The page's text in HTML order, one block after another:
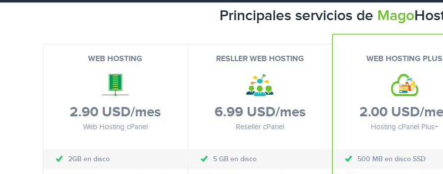
Principales servicios de Mago
WEB HOSTING
2.90 USD/mes
Web Hosting cPanel
2GB en disco
RESLLER WEB HOSTING
6.99 USD/mes
Reseller cPanel
5 GB en disco
WEB HOSTING PLUS
2.00 USD/
Hosting cPanel Plus+
500 MB en disco SSD